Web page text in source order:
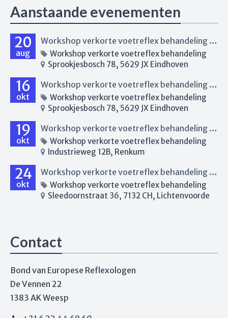
Aanstaande evenementen
20
aug
Workshop verkorte voetreflex behandeling Eindhoven
Workshop verkorte voetreflex behandeling
Sprookjesbosch 78, 5629 JX Eindhoven
16
okt
Workshop verkorte voetreflex behandeling Eindhoven
Workshop verkorte voetreflex behandeling
Sprookjesbosch 78, 5629 JX Eindhoven
19
okt
Workshop verkorte voetreflex behandeling Renkum
Workshop verkorte voetreflex behandeling
Industrieweg 12B, Renkum
24
okt
Workshop verkorte voetreflex behandeling Lichtenvoorde
Workshop verkorte voetreflex behandeling
Sleedoornstraat 36, 7132 CH, Lichtenvoorde
Contact
Bond van Europese Reflexologen
De Vennen 22
1383 AK Weesp